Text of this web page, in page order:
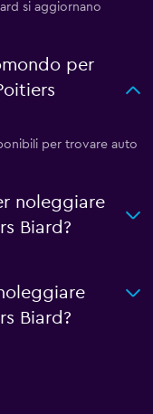
si aggiornano
per
per trovare auto
noleggiare
Biard?
Biard?